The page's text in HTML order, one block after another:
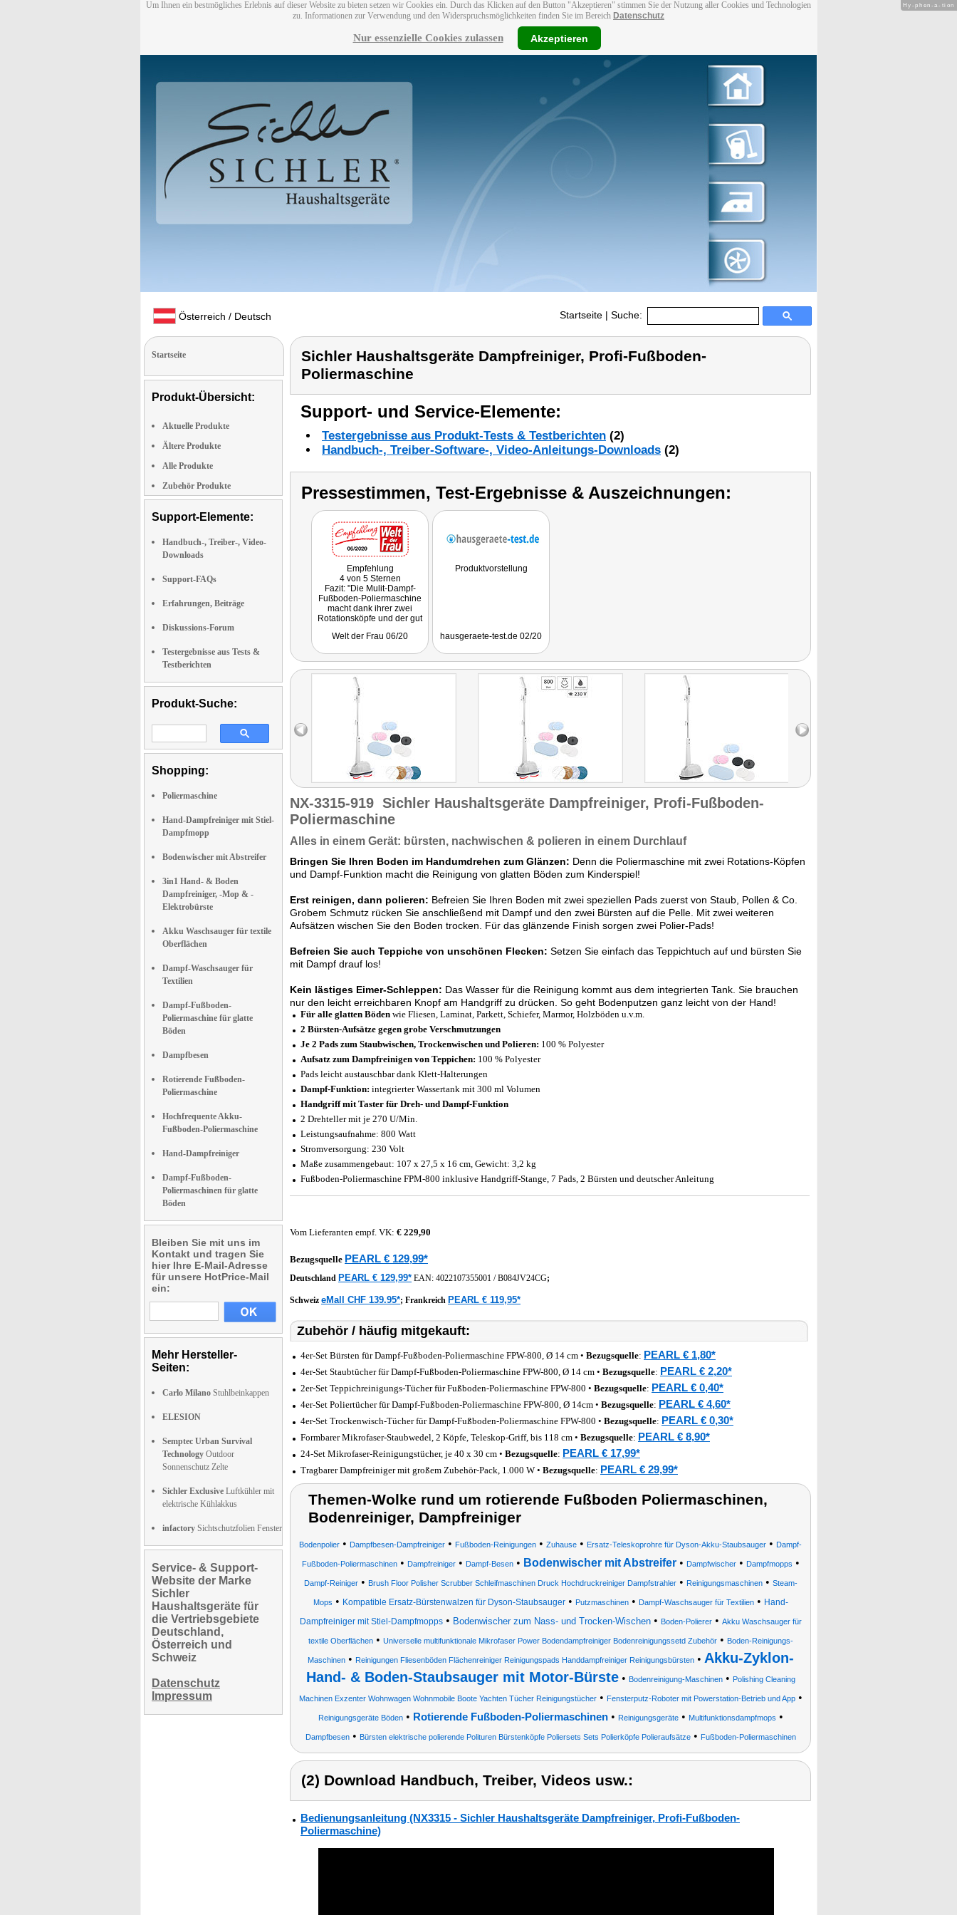
Um Ihnen ein bestmögliches Erlebnis auf dieser Website zu bieten setzen wir Cookies ein. Durch das Klicken auf den Button "Akzeptieren" stimmen Sie der Nutzung aller Cookies und Technologien
zu. Informationen zur Verwendung und den Widerspruchsmöglichkeiten finden Sie im Bereich Datenschutz
Nur essenzielle Cookies zulassen Akzeptieren
Österreich / Deutsch Startseite | Suche:
Startseite
Produkt-Übersicht:
Aktuelle Produkte
Ältere Produkte
Alle Produkte
Zubehör Produkte
Support-Elemente:
Handbuch-, Treiber-, Video-
Downloads
Support-FAQs
Erfahrungen, Beiträge
Diskussions-Forum
Testergebnisse aus Tests &
Testberichten
Produkt-Suche:
Shopping:
Poliermaschine
Hand-Dampfreiniger mit Stiel-
Dampfmopp
Bodenwischer mit Abstreifer
3in1 Hand- & Boden
Dampfreiniger, -Mop & -
Elektrobürste
Akku Waschsauger für textile
Oberflächen
Dampf-Waschsauger für
Textilien
Dampf-Fußboden-
Poliermaschine für glatte
Böden
Dampfbesen
Rotierende Fußboden-
Poliermaschine
Hochfrequente Akku-
Fußboden-Poliermaschine
Hand-Dampfreiniger
Dampf-Fußboden-
Poliermaschinen für glatte
Böden
Bleiben Sie mit uns im
Kontakt und tragen Sie
hier Ihre E-Mail-Adresse
für unsere HotPrice-Mail
ein:
Mehr Hersteller-
Seiten:
Carlo Milano Stuhlbeinkappen
ELESION
Semptec Urban Survival
Technology Outdoor
Sonnenschutz Zelte
Sichler Exclusive Luftkühler mit
elektrische Kühlakkus
infactory Sichtschutzfolien Fenster
Service- & Support-
Website der Marke
Sichler
Haushaltsgeräte für
die Vertriebsgebiete
Deutschland,
Österreich und
Schweiz
Datenschutz
Impressum
Sichler Haushaltsgeräte Dampfreiniger, Profi-Fußboden-
Poliermaschine
Support- und Service-Elemente:
Testergebnisse aus Produkt-Tests & Testberichten (2)
Handbuch-, Treiber-Software-, Video-Anleitungs-Downloads (2)
Pressestimmen, Test-Ergebnisse & Auszeichnungen:
Empfehlung
4 von 5 Sternen
Fazit: "Die Mulit-Dampf-
Fußboden-Poliermaschine
macht dank ihrer zwei
Rotationsköpfe und der gut
Funktion glatte Fußböden
Welt der Frau 06/20
Produktvorstellung
hausgeraete-test.de 02/20
NX-3315-919 Sichler Haushaltsgeräte Dampfreiniger, Profi-Fußboden-
Poliermaschine
Alles in einem Gerät: bürsten, nachwischen & polieren in einem Durchlauf
Bringen Sie Ihren Boden im Handumdrehen zum Glänzen: Denn die Poliermaschine mit zwei Rotations-Köpfen
und Dampf-Funktion macht die Reinigung von glatten Böden zum Kinderspiel!
Erst reinigen, dann polieren: Befreien Sie Ihren Boden mit zwei speziellen Pads zuerst von Staub, Pollen & Co.
Grobem Schmutz rücken Sie anschließend mit Dampf und den zwei Bürsten auf die Pelle. Mit zwei weiteren
Aufsätzen wischen Sie den Boden trocken. Für das glänzende Finish sorgen zwei Polier-Pads!
Befreien Sie auch Teppiche von unschönen Flecken: Setzen Sie einfach das Teppichtuch auf und bürsten Sie
mit Dampf drauf los!
Kein lästiges Eimer-Schleppen: Das Wasser für die Reinigung kommt aus dem integrierten Tank. Sie brauchen
nur den leicht erreichbaren Knopf am Handgriff zu drücken. So geht Bodenputzen ganz leicht von der Hand!
Für alle glatten Böden wie Fliesen, Laminat, Parkett, Schiefer, Marmor, Holzböden u.v.m.
2 Bürsten-Aufsätze gegen grobe Verschmutzungen
Je 2 Pads zum Staubwischen, Trockenwischen und Polieren: 100 % Polyester
Aufsatz zum Dampfreinigen von Teppichen: 100 % Polyester
Pads leicht austauschbar dank Klett-Halterungen
Dampf-Funktion: integrierter Wassertank mit 300 ml Volumen
Handgriff mit Taster für Dreh- und Dampf-Funktion
2 Drehteller mit je 270 U/Min.
Leistungsaufnahme: 800 Watt
Stromversorgung: 230 Volt
Maße zusammengebaut: 107 x 27,5 x 16 cm, Gewicht: 3,2 kg
Fußboden-Poliermaschine FPM-800 inklusive Handgriff-Stange, 7 Pads, 2 Bürsten und deutscher Anleitung
Vom Lieferanten empf. VK: € 229,90
Bezugsquelle PEARL € 129,99*
Deutschland PEARL € 129,99* EAN: 4022107355001 /B084JV24CG;
Schweiz eMall CHF 139.95*; Frankreich PEARL € 119,95*
Zubehör / häufig mitgekauft:
4er-Set Bürsten für Dampf-Fußboden-Poliermaschine FPW-800, Ø 14 cm • Bezugsquelle: PEARL € 1,80*
4er-Set Staubtücher für Dampf-Fußboden-Poliermaschine FPW-800, Ø 14 cm • Bezugsquelle: PEARL € 2,20*
2er-Set Teppichreinigungs-Tücher für Fußboden-Poliermaschine FPW-800 • Bezugsquelle: PEARL € 0,40*
4er-Set Poliertücher für Dampf-Fußboden-Poliermaschine FPW-800, Ø 14cm • Bezugsquelle: PEARL € 4,60*
4er-Set Trockenwisch-Tücher für Dampf-Fußboden-Poliermaschine FPW-800 • Bezugsquelle: PEARL € 0,30*
Formbarer Mikrofaser-Staubwedel, 2 Köpfe, Teleskop-Griff, bis 118 cm • Bezugsquelle: PEARL € 8,90*
24-Set Mikrofaser-Reinigungstücher, je 40 x 30 cm • Bezugsquelle: PEARL € 17,99*
Tragbarer Dampfreiniger mit großem Zubehör-Pack, 1.000 W • Bezugsquelle: PEARL € 29,99*
Themen-Wolke rund um rotierende Fußboden Poliermaschinen,
Bodenreiniger, Dampfreiniger
Bodenpolier • Dampfbesen-Dampfreiniger • Fußboden-Reinigungen • Zuhause • Ersatz-Teleskoprohre für Dyson-Akku-Staubsauger • Dampf-
Fußboden-Poliermaschinen• Dampfreiniger• Dampf-Besen• Bodenwischer mit Abstreifer• Dampfwischer• Dampfmopps •
Dampf-Reiniger• Brush Floor Polisher Scrubber Schleifmaschinen Druck Hochdruckreiniger Dampfstrahler• Reinigungsmaschinen• Steam-
Mops • Kompatible Ersatz-Bürstenwalzen für Dyson-Staubsauger• Putzmaschinen• Dampf-Waschsauger für Textilien• Hand-
Dampfreiniger mit Stiel-Dampfmopps• Bodenwischer zum Nass- und Trocken-Wischen• Boden-Polierer• Akku Waschsauger für
textile Oberflächen• Universelle multifunktionale Mikrofaser Power Bodendampfreiniger Bodenreinigungssetd Zubehör• Boden-Reinigungs-
Maschinen• Reinigungen Fliesenböden Flächenreiniger Reinigungspads Handdampfreiniger Reinigungsbürsten• Akku-Zyklon-
Hand- & Boden-Staubsauger mit Motor-Bürste• Bodenreinigung-Maschinen• Polishing Cleaning
Machinen Exzenter Wohnwagen Wohnmobile Boote Yachten Tücher Reinigungstücher• Fensterputz-Roboter mit Powerstation-Betrieb und App•
Reinigungsgeräte Böden• Rotierende Fußboden-Poliermaschinen• Reinigungsgeräte• Multifunktionsdampfmops •
Dampfbesen• Bürsten elektrische polierende Polituren Bürstenköpfe Poliersets Sets Polierköpfe Polieraufsätze• Fußboden-Poliermaschinen
(2) Download Handbuch, Treiber, Videos usw.:
Bedienungsanleitung (NX3315 - Sichler Haushaltsgeräte Dampfreiniger, Profi-Fußboden-
Poliermaschine)
Hy-phen-a-tion